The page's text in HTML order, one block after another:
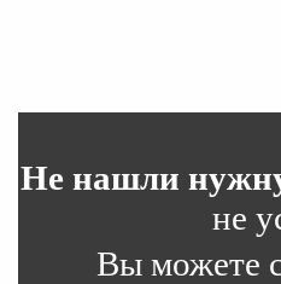
Не нашли
не
Вы можете